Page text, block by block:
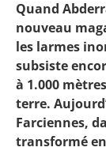
Quand
nouveau
les larmes
subsiste
à 1.000
terre.
Farciennes,
transformé